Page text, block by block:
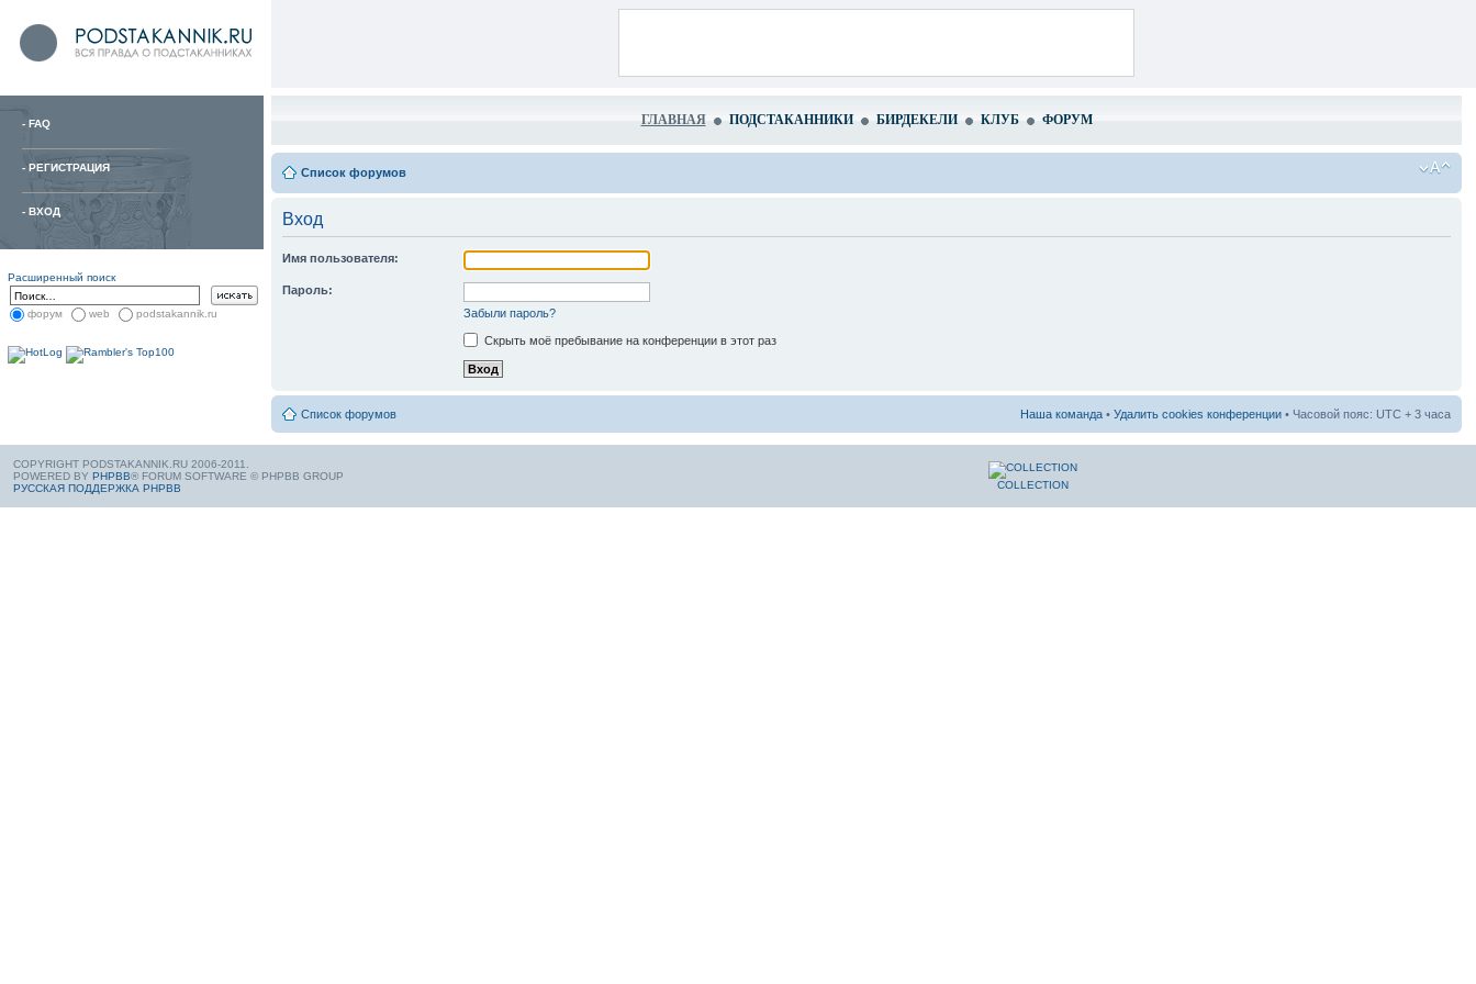
- FAQ
- РЕГИСТРАЦИЯ
- ВХОД
Расширенный поиск
форум web podstakannik.ru
ГЛАВНАЯ ПОДСТАКАННИКИ БИРДЕКЕЛИ КЛУБ ФОРУМ
Список форумов
Вход
Имя пользователя:
Пароль:
Забыли пароль?
Скрыть моё пребывание на конференции в этот раз
Список форумов Наша команда • Удалить cookies конференции • Часовой пояс: UTC + 3 часа
COPYRIGHT PODSTAKANNIK.RU 2006-2011.
POWERED BY PHPBB® FORUM SOFTWARE © PHPBB GROUP
РУССКАЯ ПОДДЕРЖКА PHPBB
COLLECTION